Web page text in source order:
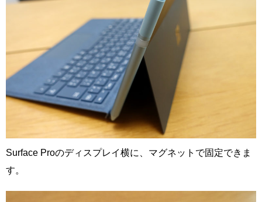
Surface Proのディスプレイ横に、マグネットで固定できま
す。